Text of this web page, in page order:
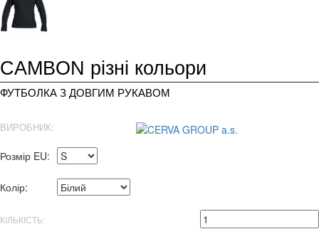
CAMBON різні кольори
ФУТБОЛКА З ДОВГИМ РУКАВОМ
ВИРОБНИК:
Розмір EU:
Колір:
КІЛЬКІСТЬ: